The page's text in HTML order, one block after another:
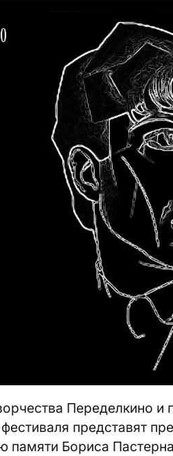
Переделкино и
представят
памяти Бориса